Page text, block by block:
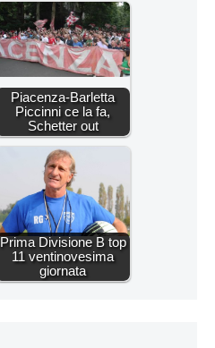
Piacenza-Barletta
Piccinni ce la fa,
Schetter out
Prima Divisione B top
11 ventinovesima
giornata